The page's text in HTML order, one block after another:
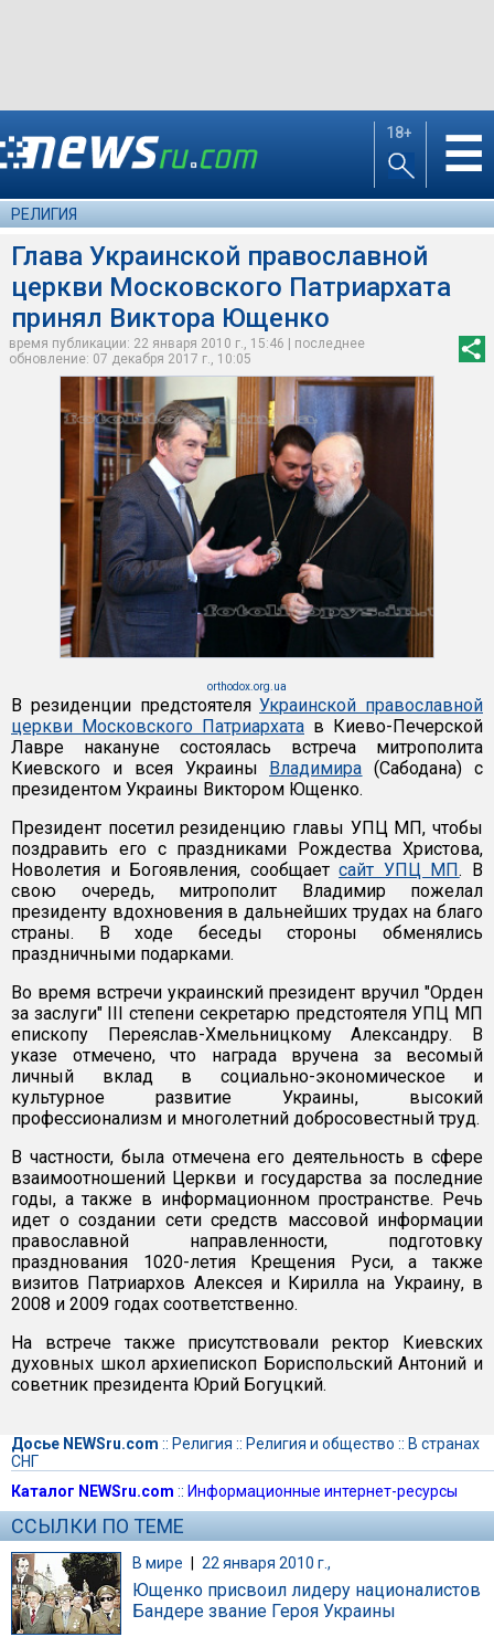
18+ ☰
РЕЛИГИЯ
Глава Украинской православной
церкви Московского Патриархата
принял Виктора Ющенко
время публикации: 22 января 2010 г., 15:46 | последнее
обновление: 07 декабря 2017 г., 10:05
orthodox.org.ua
В резиденции предстоятеляУкраинской православной
церкви Московского Патриархата в Киево-Печерской
Лавре накануне состоялась встреча митрополита
Киевского и всея Украины
Владимира (Сабодана) с
президентом Украины Виктором Ющенко.
Президент посетил резиденцию главы УПЦ МП, чтобы
поздравить его с праздниками Рождества Христова,
Новолетия и Богоявления, сообщаетсайт УПЦ МП. В
свою очередь, митрополит Владимир пожелал
президенту вдохновения в дальнейших трудах на благо
страны. В ходе беседы стороны обменялись
праздничными подарками.
Во время встречи украинский президент вручил "Орден
за заслуги" ІІІ степени секретарю предстоятеля УПЦ МП
епископу Переяслав-Хмельницкому Александру. В
указе отмечено, что награда вручена за весомый
личный вклад в социально-экономическое и
культурное развитие Украины, высокий
профессионализм и многолетний добросовестный труд.
В частности, была отмечена его деятельность в сфере
взаимоотношений Церкви и государства за последние
годы, а также в информационном пространстве. Речь
идет о создании сети средств массовой информации
православной направленности, подготовку
празднования 1020-летия Крещения Руси, а также
визитов Патриархов Алексея и Кирилла на Украину, в
2008 и 2009 годах соответственно.
На встрече также присутствовали ректор Киевских
духовных школ архиепископ Бориспольский Антоний и
советник президента Юрий Богуцкий.
Досье NEWSru.com :: Религия :: Религия и общество :: В странах
СНГ
Каталог NEWSru.com :: Информационные интернет-ресурсы
ССЫЛКИ ПО ТЕМЕ
В мире 22 января 2010 г.,
Ющенко присвоил лидеру националистов
Бандере звание Героя Украины